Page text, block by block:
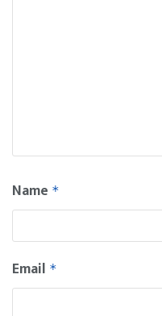
Name *
Email *